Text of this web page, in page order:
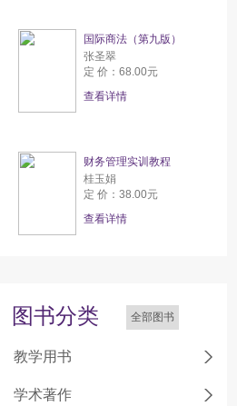
国际商法（第九版）
张圣翠
定 价：68.00元
查看详情
财务管理实训教程
桂玉娟
定 价：38.00元
查看详情
图书分类 全部图书
教学用书
学术著作